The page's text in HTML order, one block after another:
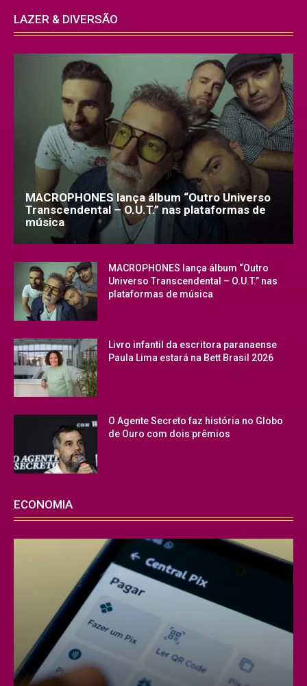
LAZER & DIVERSÃO
MACROPHONES lança álbum “Outro Universo
Transcendental – O.U.T.” nas plataformas de
música
MACROPHONES lança álbum “Outro
Universo Transcendental – O.U.T.” nas
plataformas de música
Livro infantil da escritora paranaense
Paula Lima estará na Bett Brasil 2026
O Agente Secreto faz história no Globo
de Ouro com dois prêmios
ECONOMIA